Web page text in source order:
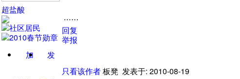
超盐酸
加
发
……
回复
举报
只看该作者板凳 发表于: 2010-08-19